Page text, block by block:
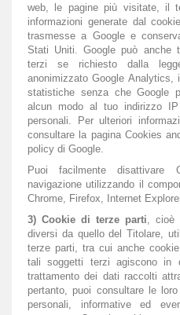
web, le pagine più visitate, il
informazioni generate dal
trasmesse a Google e
Stati Uniti. Google può anche
terzi se richiesto dalla
anonimizzato Google
statistiche senza che Google
alcun modo al tuo indirizzo
personali. Per ulteriori
consultare la pagina Cookies
policy di Google.
Puoi facilmente disattivare
navigazione utilizzando il
Chrome, Firefox, Internet
3) Cookie di terze parti, cioè
diversi da quello del Titolare,
terze parti, tra cui anche
tali soggetti terzi agiscono in
trattamento dei dati raccolti
pertanto, puoi consultare le
personali, informative ed